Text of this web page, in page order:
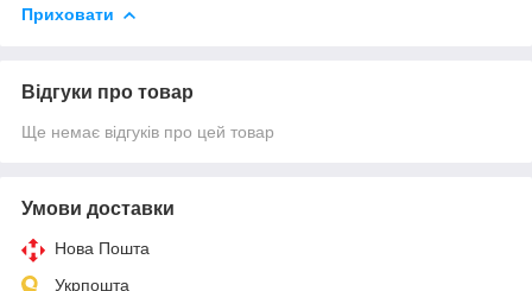
Приховати
Відгуки про товар
Ще немає відгуків про цей товар
Умови доставки
Нова Пошта
Укрпошта